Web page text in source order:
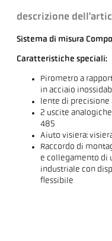
descrizione
Sistema di misura
Caratteristiche speciali:
Pirometro a
in acciaio
lente di precisione
2 uscite
485
Aiuto visiera:
Raccordo di
e collegamento di
industriale con
flessibile